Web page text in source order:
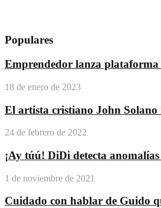
Populares
Emprendedor lanza plataforma
18 de enero de 2023
El artista cristiano John
24 de febrero de 2022
¡Ay túú! DiDi detecta
1 de noviembre de 2021
Cuidado con hablar de Guido